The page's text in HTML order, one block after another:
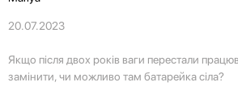
20.07.2023
Якщо після двох років ваги перестали
замінити, чи можливо там батарейка сіла?